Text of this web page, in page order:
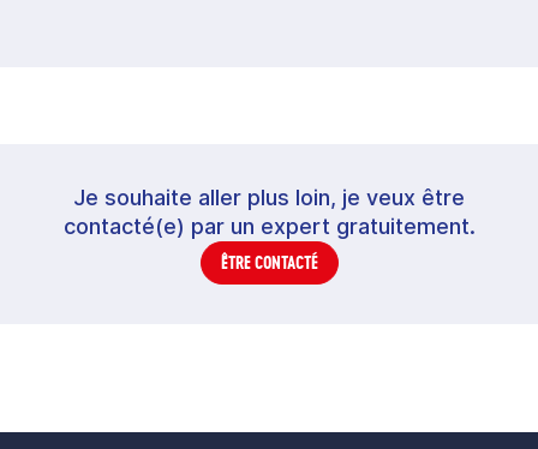
Je souhaite aller plus loin, je veux être
contacté(e) par un expert gratuitement.
ÊTRE CONTACTÉ